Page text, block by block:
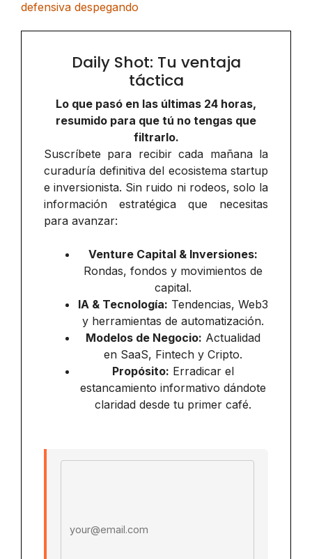
defensiva despegando
Daily Shot: Tu ventaja
táctica
Lo que pasó en las últimas 24 horas,
resumido para que tú no tengas que
filtrarlo.
Suscríbete para recibir cada mañana la
curaduría definitiva del ecosistema startup
e inversionista. Sin ruido ni rodeos, solo la
información estratégica que necesitas
para avanzar:
Venture Capital & Inversiones:
Rondas, fondos y movimientos de
capital.
IA & Tecnología: Tendencias, Web3
y herramientas de automatización.
Modelos de Negocio: Actualidad
en SaaS, Fintech y Cripto.
Propósito: Erradicar el
estancamiento informativo dándote
claridad desde tu primer café.